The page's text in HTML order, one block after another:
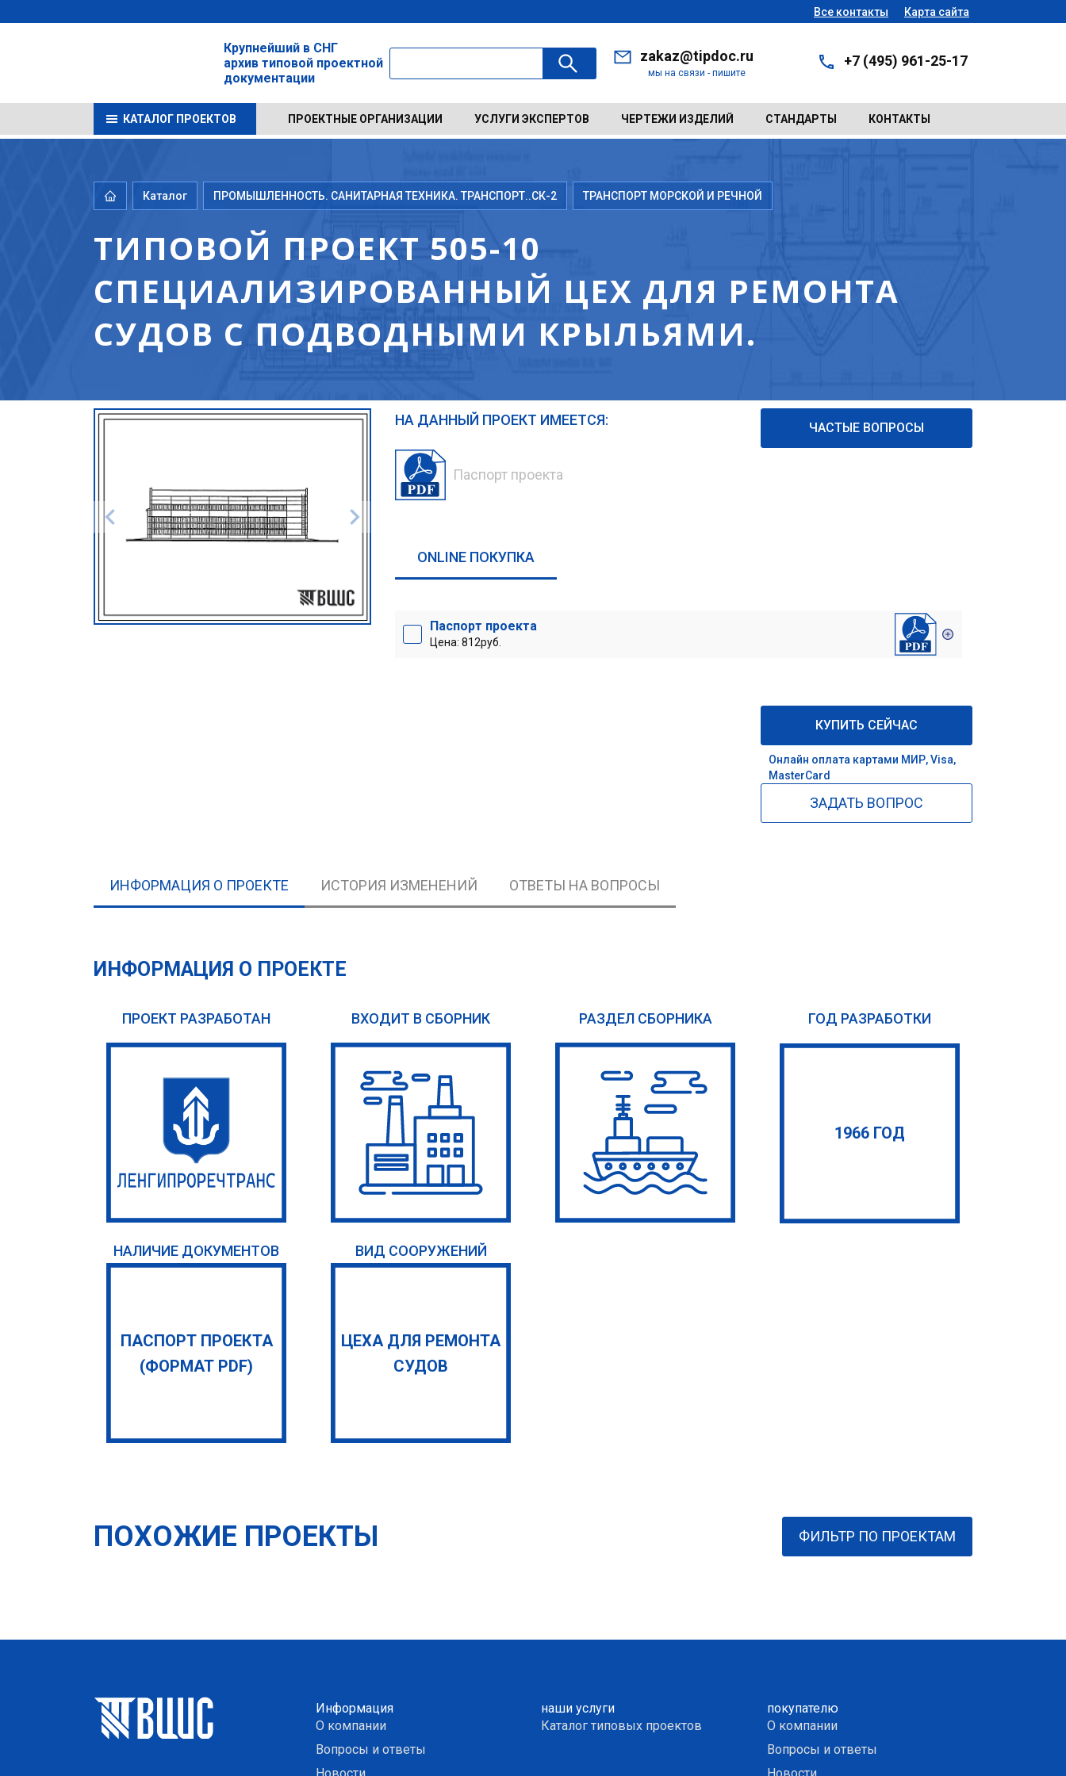
Все контакты Карта сайта
Крупнейший в СНГ
архив типовой проектной
документации
zakaz@tipdoc.ru
мы на связи - пишите
+7 (495) 961-25-17
КАТАЛОГ ПРОЕКТОВ ПРОЕКТНЫЕ ОРГАНИЗАЦИИ УСЛУГИ ЭКСПЕРТОВ ЧЕРТЕЖИ ИЗДЕЛИЙ СТАНДАРТЫ КОНТАКТЫ
Каталог ПРОМЫШЛЕННОСТЬ. САНИТАРНАЯ ТЕХНИКА. ТРАНСПОРТ..СК-2 ТРАНСПОРТ МОРСКОЙ И РЕЧНОЙ
ТИПОВОЙ ПРОЕКТ 505-10
СПЕЦИАЛИЗИРОВАННЫЙ ЦЕХ ДЛЯ РЕМОНТА
СУДОВ С ПОДВОДНЫМИ КРЫЛЬЯМИ.
НА ДАННЫЙ ПРОЕКТ ИМЕЕТСЯ:
Паспорт проекта
ЧАСТЫЕ ВОПРОСЫ
ONLINE ПОКУПКА
Паспорт проекта
Цена: 812руб.
КУПИТЬ СЕЙЧАС
Онлайн оплата картами МИР, Visa,
MasterCard
ЗАДАТЬ ВОПРОС
ИНФОРМАЦИЯ О ПРОЕКТЕ ИСТОРИЯ ИЗМЕНЕНИЙ ОТВЕТЫ НА ВОПРОСЫ
ИНФОРМАЦИЯ О ПРОЕКТЕ
ПРОЕКТ РАЗРАБОТАН ВХОДИТ В СБОРНИК РАЗДЕЛ СБОРНИКА ГОД РАЗРАБОТКИ
1966 ГОД
НАЛИЧИЕ ДОКУМЕНТОВ
ПАСПОРТ ПРОЕКТА
(ФОРМАТ PDF)
ВИД СООРУЖЕНИЙ
ЦЕХА ДЛЯ РЕМОНТА
СУДОВ
ПОХОЖИЕ ПРОЕКТЫ ФИЛЬТР ПО ПРОЕКТАМ
Информация
О компании
Вопросы и ответы
наши услуги
Каталог типовых проектов
покупателю
О компании
Вопросы и ответы